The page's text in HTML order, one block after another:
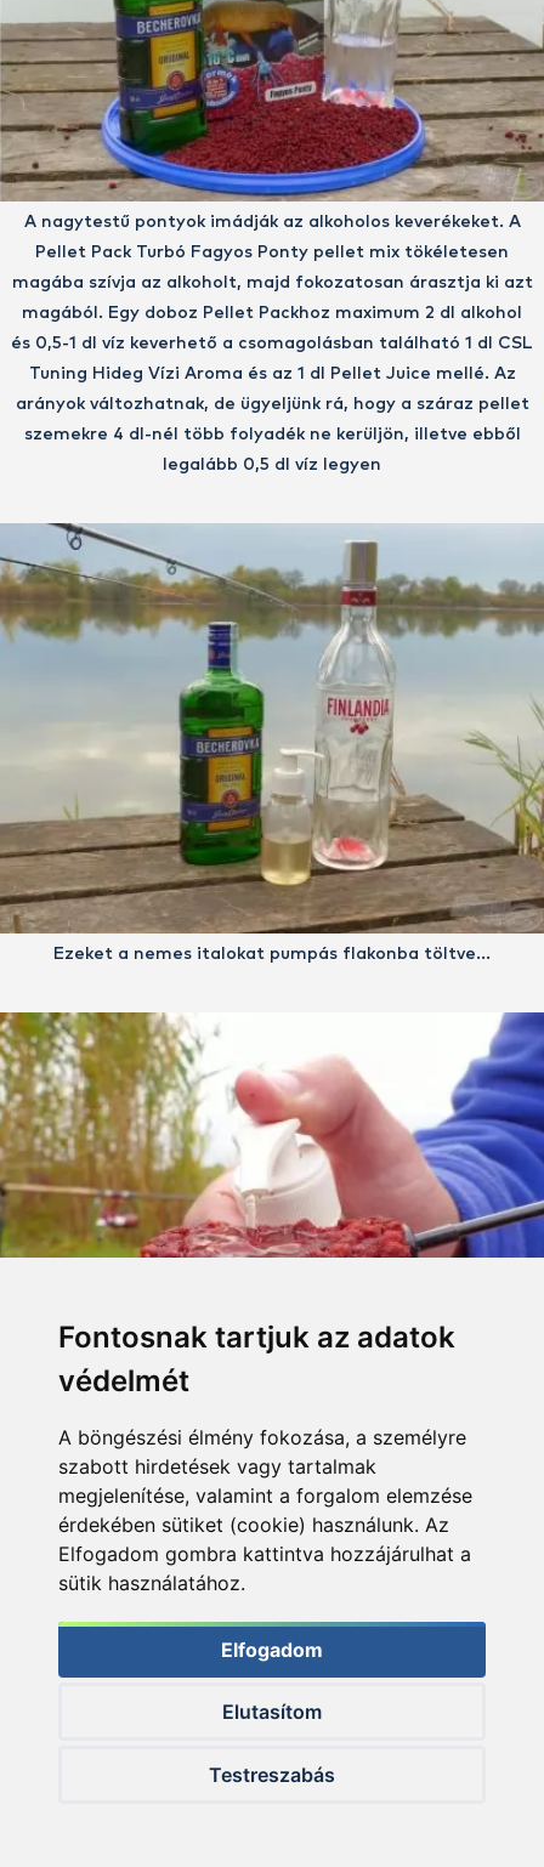
Fontosnak tartjuk az adatok
védelmét
A böngészési élmény fokozása, a személyre
szabott hirdetések vagy tartalmak
megjelenítése, valamint a forgalom elemzése
érdekében sütiket (cookie) használunk. Az
Elfogadom gombra kattintva hozzájárulhat a
sütik használatához.
Elfogadom
Elutasítom
Testreszabás
A nagytestű pontyok imádják az alkoholos keverékeket. A
Pellet Pack Turbó Fagyos Ponty pellet mix tökéletesen
magába szívja az alkoholt, majd fokozatosan árasztja ki azt
magából. Egy doboz Pellet Packhoz maximum 2 dl alkohol
és 0,5-1 dl víz keverhető a csomagolásban található 1 dl CSL
Tuning Hideg Vízi Aroma és az 1 dl Pellet Juice mellé. Az
arányok változhatnak, de ügyeljünk rá, hogy a száraz pellet
szemekre 4 dl-nél több folyadék ne kerüljön, illetve ebből
legalább 0,5 dl víz legyen
Ezeket a nemes italokat pumpás flakonba töltve…
… a már megszokott, lokális módon is használhatjuk